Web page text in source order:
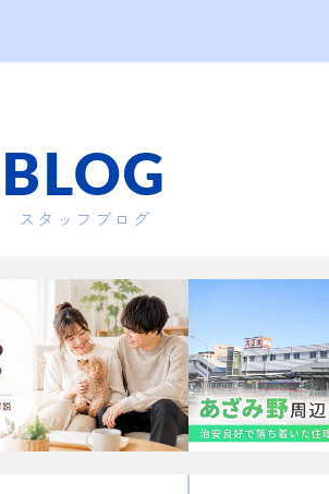
クラウドベッド導入の次世代型マンショ
”が要町で募集開始し...
ドを搭載した次世代型マンション” の募
が開始されました！建物は安心の旭化成
ベルメゾン！完成は２０２６年３月と
ます...
ラウドベッド導入の次世代型マンショ
が要町で募集開始し...
京メトロ副都心線「要町」から徒歩２
BLOG
スタッフブログ